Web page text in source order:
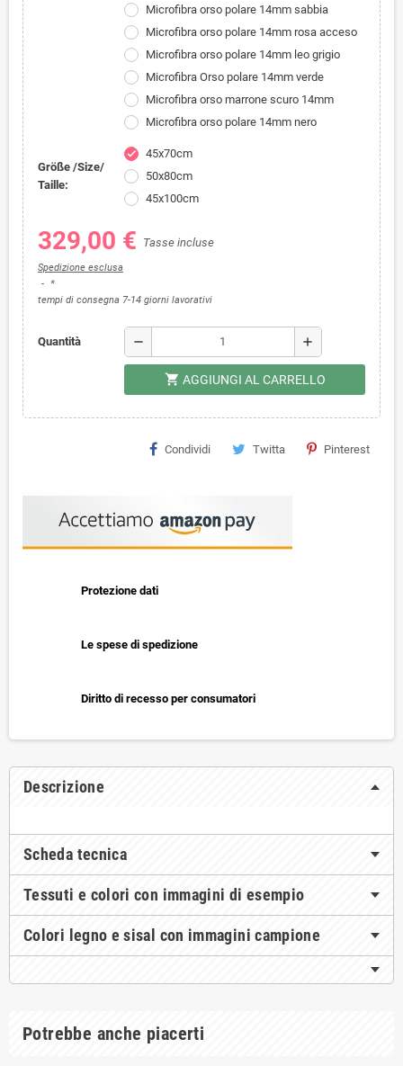
Microfibra orso polare 14mm sabbia
Microfibra orso polare 14mm rosa acceso
Microfibra orso polare 14mm leo grigio
Microfibra Orso polare 14mm verde
Microfibra orso marrone scuro 14mm
Microfibra orso polare 14mm nero
Größe /Size/
Taille:
check
45x70cm
50x80cm
45x100cm
329,00 € Tasse incluse
Spedizione esclusa
*
tempi di consegna 7-14 giorni lavorativi
Quantità remove add
shopping_cart AGGIUNGI AL CARRELLO
Condividi Twitta Pinterest
Protezione dati
Le spese di spedizione
Diritto di recesso per consumatori
Descrizione
Scheda tecnica
Tessuti e colori con immagini di esempio
Colori legno e sisal con immagini campione
Potrebbe anche piacerti